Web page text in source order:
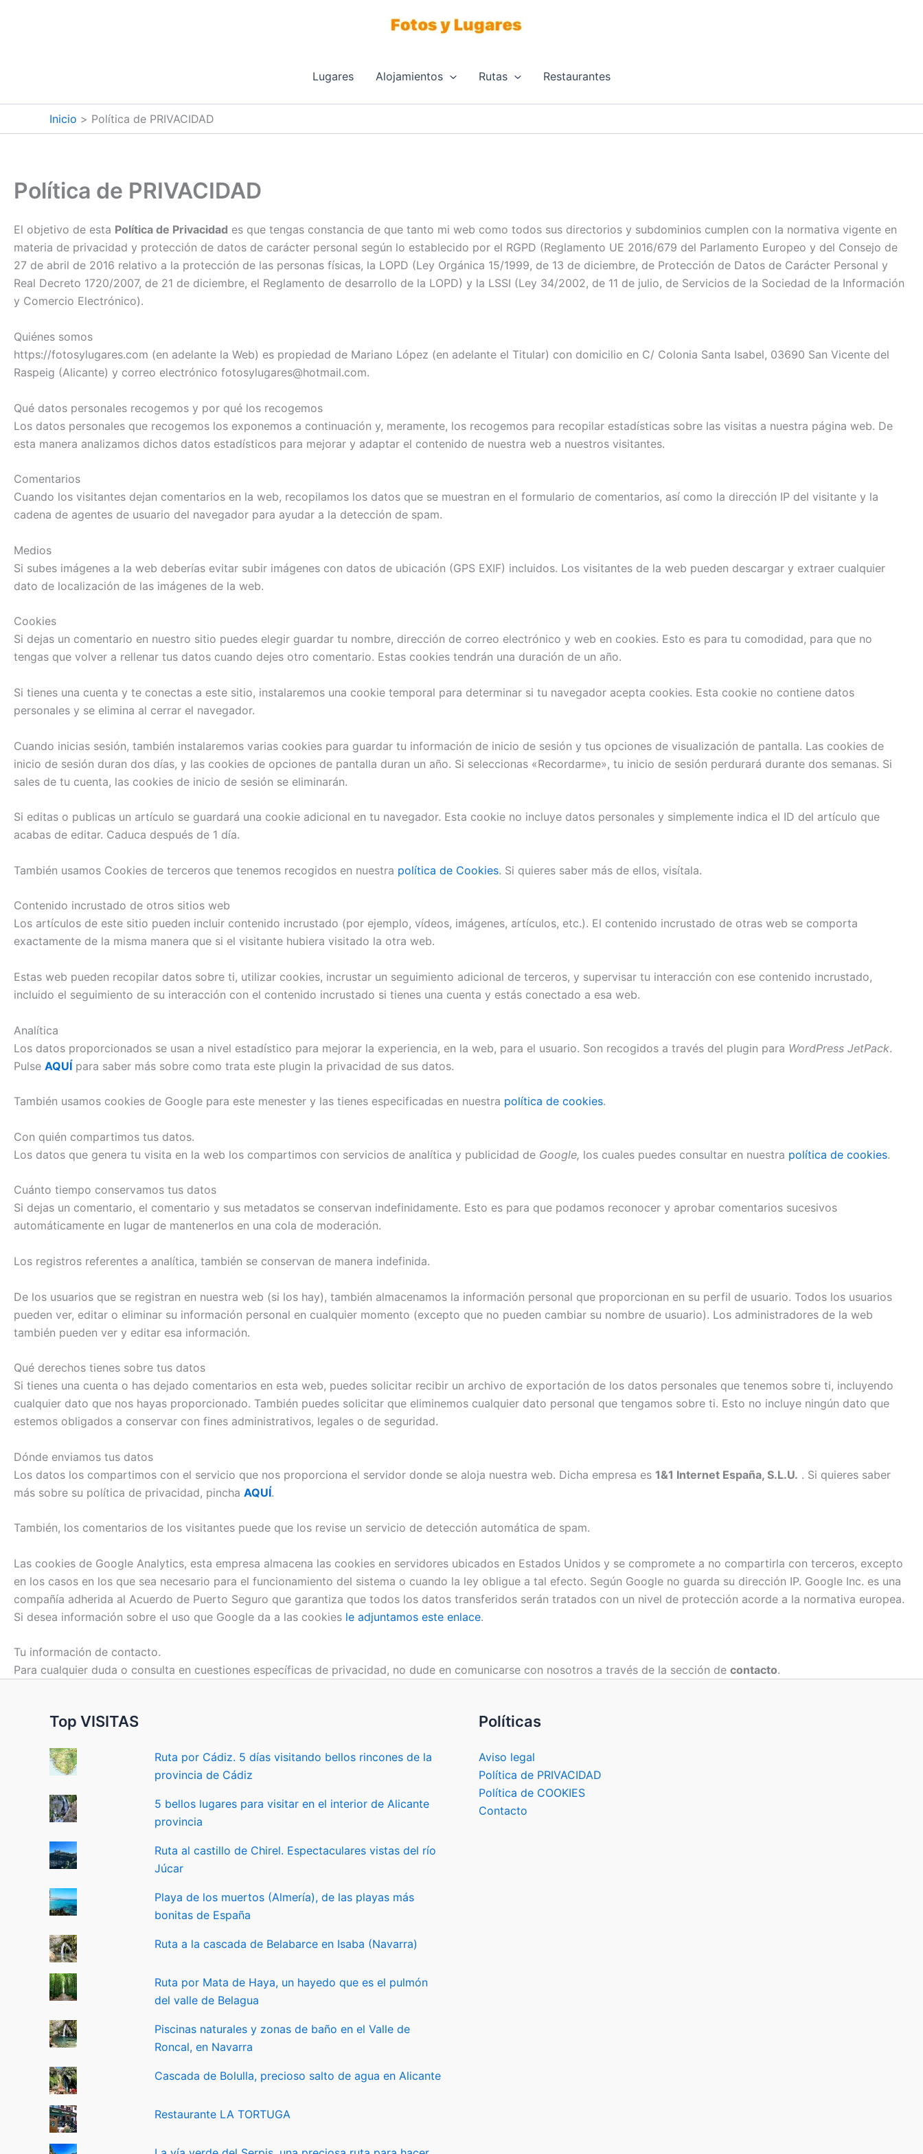
Lugares Alojamientos Rutas Restaurantes
Inicio Política de PRIVACIDAD
Política de PRIVACIDAD
El objetivo de esta Política de Privacidad es que tengas constancia de que tanto mi web como todos sus directorios y subdominios cumplen con la normativa vigente en
materia de privacidad y protección de datos de carácter personal según lo establecido por el RGPD (Reglamento UE 2016/679 del Parlamento Europeo y del Consejo de
27 de abril de 2016 relativo a la protección de las personas físicas, la LOPD (Ley Orgánica 15/1999, de 13 de diciembre, de Protección de Datos de Carácter Personal y
Real Decreto 1720/2007, de 21 de diciembre, el Reglamento de desarrollo de la LOPD) y la LSSI (Ley 34/2002, de 11 de julio, de Servicios de la Sociedad de la Información
y Comercio Electrónico).
Quiénes somos
https://fotosylugares.com (en adelante la Web) es propiedad de Mariano López (en adelante el Titular) con domicilio en C/ Colonia Santa Isabel, 03690 San Vicente del
Raspeig (Alicante) y correo electrónico fotosylugares@hotmail.com.
Qué datos personales recogemos y por qué los recogemos
Los datos personales que recogemos los exponemos a continuación y, meramente, los recogemos para recopilar estadísticas sobre las visitas a nuestra página web. De
esta manera analizamos dichos datos estadísticos para mejorar y adaptar el contenido de nuestra web a nuestros visitantes.
Comentarios
Cuando los visitantes dejan comentarios en la web, recopilamos los datos que se muestran en el formulario de comentarios, así como la dirección IP del visitante y la
cadena de agentes de usuario del navegador para ayudar a la detección de spam.
Medios
Si subes imágenes a la web deberías evitar subir imágenes con datos de ubicación (GPS EXIF) incluidos. Los visitantes de la web pueden descargar y extraer cualquier
dato de localización de las imágenes de la web.
Cookies
Si dejas un comentario en nuestro sitio puedes elegir guardar tu nombre, dirección de correo electrónico y web en cookies. Esto es para tu comodidad, para que no
tengas que volver a rellenar tus datos cuando dejes otro comentario. Estas cookies tendrán una duración de un año.
Si tienes una cuenta y te conectas a este sitio, instalaremos una cookie temporal para determinar si tu navegador acepta cookies. Esta cookie no contiene datos
personales y se elimina al cerrar el navegador.
Cuando inicias sesión, también instalaremos varias cookies para guardar tu información de inicio de sesión y tus opciones de visualización de pantalla. Las cookies de
inicio de sesión duran dos días, y las cookies de opciones de pantalla duran un año. Si seleccionas «Recordarme», tu inicio de sesión perdurará durante dos semanas. Si
sales de tu cuenta, las cookies de inicio de sesión se eliminarán.
Si editas o publicas un artículo se guardará una cookie adicional en tu navegador. Esta cookie no incluye datos personales y simplemente indica el ID del artículo que
acabas de editar. Caduca después de 1 día.
También usamos Cookies de terceros que tenemos recogidos en nuestra política de Cookies. Si quieres saber más de ellos, visítala.
Contenido incrustado de otros sitios web
Los artículos de este sitio pueden incluir contenido incrustado (por ejemplo, vídeos, imágenes, artículos, etc.). El contenido incrustado de otras web se comporta
exactamente de la misma manera que si el visitante hubiera visitado la otra web.
Estas web pueden recopilar datos sobre ti, utilizar cookies, incrustar un seguimiento adicional de terceros, y supervisar tu interacción con ese contenido incrustado,
incluido el seguimiento de su interacción con el contenido incrustado si tienes una cuenta y estás conectado a esa web.
Analítica
Los datos proporcionados se usan a nivel estadístico para mejorar la experiencia, en la web, para el usuario. Son recogidos a través del plugin para WordPress JetPack.
Pulse AQUÍ para saber más sobre como trata este plugin la privacidad de sus datos.
También usamos cookies de Google para este menester y las tienes especificadas en nuestra política de cookies.
Con quién compartimos tus datos.
Los datos que genera tu visita en la web los compartimos con servicios de analítica y publicidad de Google, los cuales puedes consultar en nuestra política de cookies.
Cuánto tiempo conservamos tus datos
Si dejas un comentario, el comentario y sus metadatos se conservan indefinidamente. Esto es para que podamos reconocer y aprobar comentarios sucesivos
automáticamente en lugar de mantenerlos en una cola de moderación.
Los registros referentes a analítica, también se conservan de manera indefinida.
De los usuarios que se registran en nuestra web (si los hay), también almacenamos la información personal que proporcionan en su perfil de usuario. Todos los usuarios
pueden ver, editar o eliminar su información personal en cualquier momento (excepto que no pueden cambiar su nombre de usuario). Los administradores de la web
también pueden ver y editar esa información.
Qué derechos tienes sobre tus datos
Si tienes una cuenta o has dejado comentarios en esta web, puedes solicitar recibir un archivo de exportación de los datos personales que tenemos sobre ti, incluyendo
cualquier dato que nos hayas proporcionado. También puedes solicitar que eliminemos cualquier dato personal que tengamos sobre ti. Esto no incluye ningún dato que
estemos obligados a conservar con fines administrativos, legales o de seguridad.
Dónde enviamos tus datos
Los datos los compartimos con el servicio que nos proporciona el servidor donde se aloja nuestra web. Dicha empresa es 1&1 Internet España, S.L.U. . Si quieres saber
más sobre su política de privacidad, pincha AQUÍ.
También, los comentarios de los visitantes puede que los revise un servicio de detección automática de spam.
Las cookies de Google Analytics, esta empresa almacena las cookies en servidores ubicados en Estados Unidos y se compromete a no compartirla con terceros, excepto
en los casos en los que sea necesario para el funcionamiento del sistema o cuando la ley obligue a tal efecto. Según Google no guarda su dirección IP. Google Inc. es una
compañía adherida al Acuerdo de Puerto Seguro que garantiza que todos los datos transferidos serán tratados con un nivel de protección acorde a la normativa europea.
Si desea información sobre el uso que Google da a las cookies le adjuntamos este enlace.
Tu información de contacto.
Para cualquier duda o consulta en cuestiones específicas de privacidad, no dude en comunicarse con nosotros a través de la sección de contacto.
Top VISITAS
Ruta por Cádiz. 5 días visitando bellos rincones de la
provincia de Cádiz
5 bellos lugares para visitar en el interior de Alicante
provincia
Ruta al castillo de Chirel. Espectaculares vistas del río
Júcar
Playa de los muertos (Almería), de las playas más
bonitas de España
Ruta a la cascada de Belabarce en Isaba (Navarra)
Ruta por Mata de Haya, un hayedo que es el pulmón
del valle de Belagua
Piscinas naturales y zonas de baño en el Valle de
Roncal, en Navarra
Cascada de Bolulla, precioso salto de agua en Alicante
Restaurante LA TORTUGA
Políticas
Aviso legal
Política de PRIVACIDAD
Política de COOKIES
Contacto